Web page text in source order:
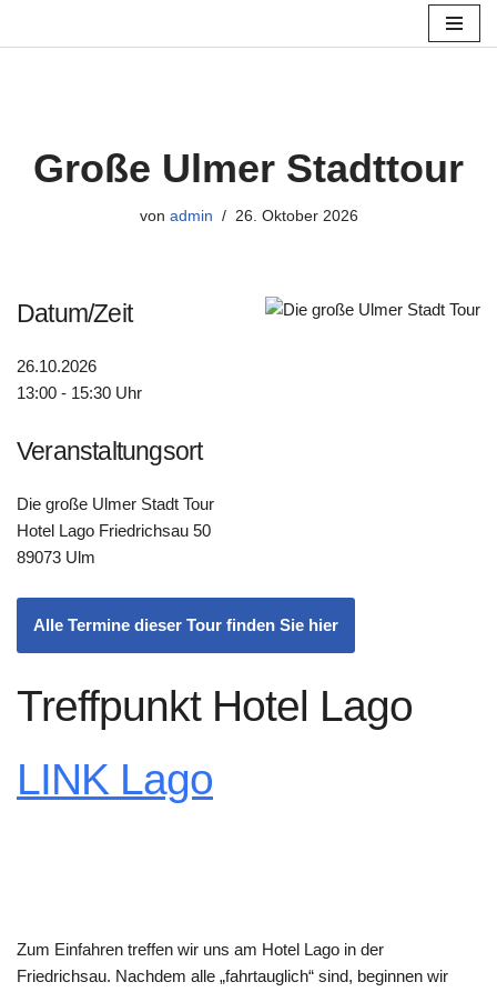
Große Ulmer Stadttour
von admin 26. Oktober 2026
Datum/Zeit
26.10.2026
13:00 - 15:30 Uhr
Veranstaltungsort
Die große Ulmer Stadt Tour
Hotel Lago Friedrichsau 50
89073 Ulm
Alle Termine dieser Tour finden Sie hier
Treffpunkt Hotel Lago
LINK Lago
Zum Einfahren treffen wir uns am Hotel Lago in der
Friedrichsau. Nachdem alle „fahrtauglich“ sind, beginnen wir